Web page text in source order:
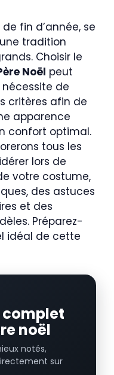
fin d’année, se
tradition
Choisir le
Noël peut
de
critères afin de
apparence
confort optimal.
tous les
lors de
votre costume,
des astuces
et des
Préparez-
idéal de cette
complet
noël
notés,
sur